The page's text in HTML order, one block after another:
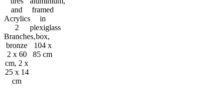
and
Acrylics
2
Branches,
bronze
2 x 60
cm, 2 x
25 x 14
cm
framed
in
plexiglass
box,
104 x
85 cm